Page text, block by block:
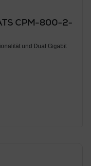
CPM-800-2-
und Dual Gigabit